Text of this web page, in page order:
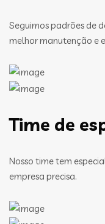
Seguimos padrões de
melhor manutenção e
Time de
Nosso time tem
empresa precisa.